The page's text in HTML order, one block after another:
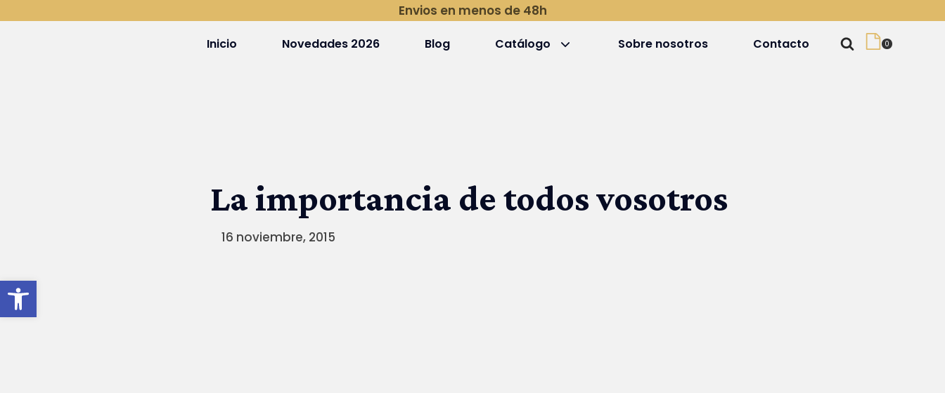
Abrir barra de herramientas
Envios en menos de 48h
Inicio Novedades 2026 Blog Catálogo Sobre nosotros Contacto
La importancia de todos vosotros
16 noviembre, 2015